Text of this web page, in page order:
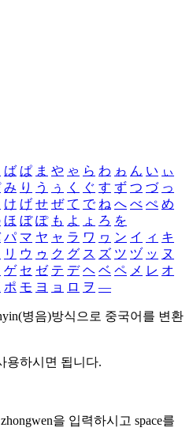
ば ぱ ま や ゃ ら わ ゎ ん い ぃ
み り う ぅ く ぐ す ず つ づ っ
け げ せ ぜ て で ね へ べ ぺ め
ほ ぼ ぽ も よ ょ ろ を
パ マ ヤ ャ ラ ワ ヮ ン イ ィ キ
リ ウ ゥ ク グ ス ズ ツ ヅ ッ ヌ
ゲ セ ゼ テ デ ヘ ベ ペ メ レ オ
ポ モ ヨ ョ ロ ヲ ―
병음)방식으로 중국어를 변환
용하시면 됩니다.
zhongwen을 입력하시고 space를